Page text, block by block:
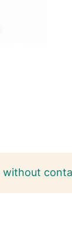
without